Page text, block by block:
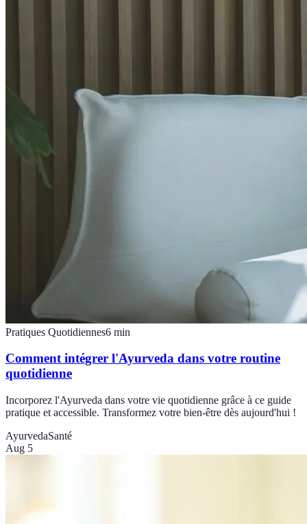
Pratiques Quotidiennes6 min
Comment intégrer l'Ayurveda dans votre routine
quotidienne
Incorporez l'Ayurveda dans votre vie quotidienne grâce à ce guide
pratique et accessible. Transformez votre bien-être dès aujourd'hui !
AyurvedaSanté
Aug 5